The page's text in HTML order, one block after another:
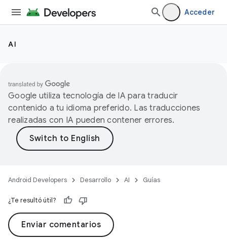
Acceder
AI
Google utiliza tecnología de IA para traducir
contenido a tu idioma preferido. Las traducciones
realizadas con IA pueden contener errores.
Android Developers Desarrollo AI Guías
¿Te resultó útil?
Enviar comentarios